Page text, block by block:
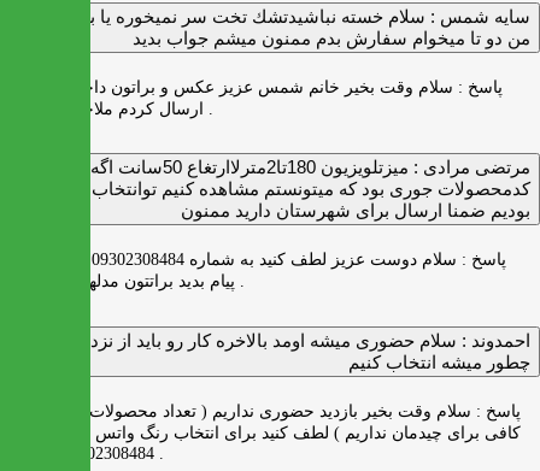
سايه شمس : سلام خسته نباشيدتشك تخت سر نميخوره يا برنميگرده
من دو تا ميخوام سفارش بدم ممنون ميشم جواب بديد
پاسخ : سلام وقت بخیر خانم شمس عزیز عکس و براتون داخل واتس اپ
مرتضی مرادی :
میزتلویزیون 180تا2مترلاارتغاع 50سانت اگه
کدمحصولات جوری بود که میتونستم مشاهده کنیم توانتخاب راحت‌تر
بودیم ضمنا ارسال برای شهرستان دارید ممنون
پاسخ :
پیام بدید براتتون مدلها رو بفرستیم .
احمدوند : سلام حضوری میشه اومد بالاخره کار رو باید از نزدیک دید
چطور میشه انتخاب کنیم
پاسخ : سلام وقت بخیر بازدید حضوری نداریم ( تعداد محصولات زیاد و فضای
کافی برای چیدمان نداریم ) لطف کنید برای انتخاب رنگ واتس اپ به شماره